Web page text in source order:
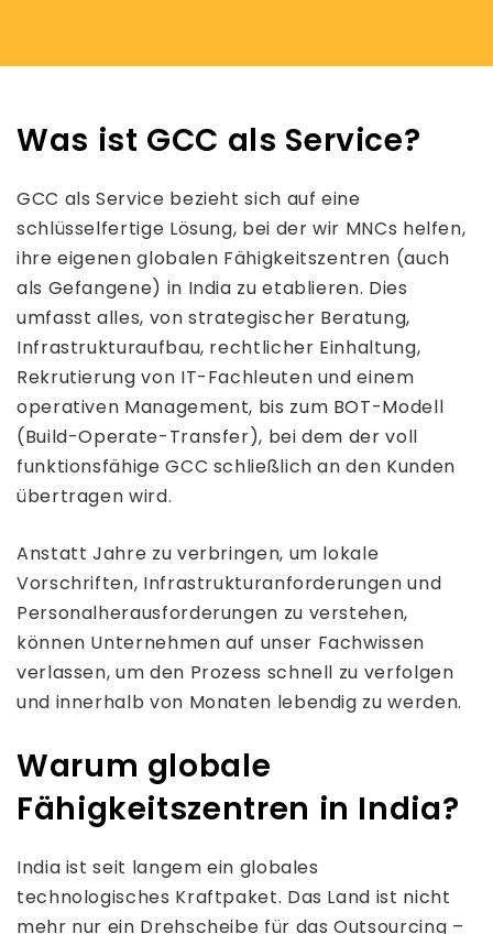
Was ist GCC als Service?
GCC als Service bezieht sich auf eine
schlüsselfertige Lösung, bei der wir MNCs helfen,
ihre eigenen globalen Fähigkeitszentren (auch
als Gefangene) in India zu etablieren. Dies
umfasst alles, von strategischer Beratung,
Infrastrukturaufbau, rechtlicher Einhaltung,
Rekrutierung von IT-Fachleuten und einem
operativen Management, bis zum BOT-Modell
(Build-Operate-Transfer), bei dem der voll
funktionsfähige GCC schließlich an den Kunden
übertragen wird.
Anstatt Jahre zu verbringen, um lokale
Vorschriften, Infrastrukturanforderungen und
Personalherausforderungen zu verstehen,
können Unternehmen auf unser Fachwissen
verlassen, um den Prozess schnell zu verfolgen
und innerhalb von Monaten lebendig zu werden.
Warum globale
Fähigkeitszentren in India?
India ist seit langem ein globales
technologisches Kraftpaket. Das Land ist nicht
mehr nur ein Drehscheibe für das Outsourcing –